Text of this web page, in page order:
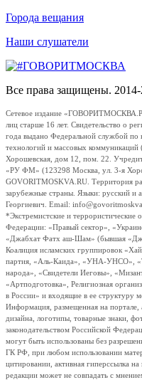
Города вещания
Наши слушатели
Все права защищены.
Сетевое издание
лиц старше 16 лет. Свидетельство о
года выдано Федеральной службой по
технологий и массовых
Хорошевская, дом 12, пом. 22.
«РУ ФМ» (123298 Москва, ул. 3-я
GOVORITMOSKVA.RU. Территория
зарубежные страны. Языки: русский и
Георгиевич. Email:
*Экстремистские и террористические
Федерации: «Правый сектор»,
«Джабхат Фатх аш-Шам» (бывшая
Коалиция исламских группировок
партия, «Аль-Каида», «УНА-УНСО»,
народа», «Свидетели Иеговы»,
«Артподготовка», Религиозная
в России» и входящие в ее структуру
Информация, размещенная на портале,
дизайна, логотипы, товарные знаки,
законодательством Российской
могут быть использованы без
ГК РФ, при любом использовании
цитировании, активная гиперссылка
редакции может не совпадать с